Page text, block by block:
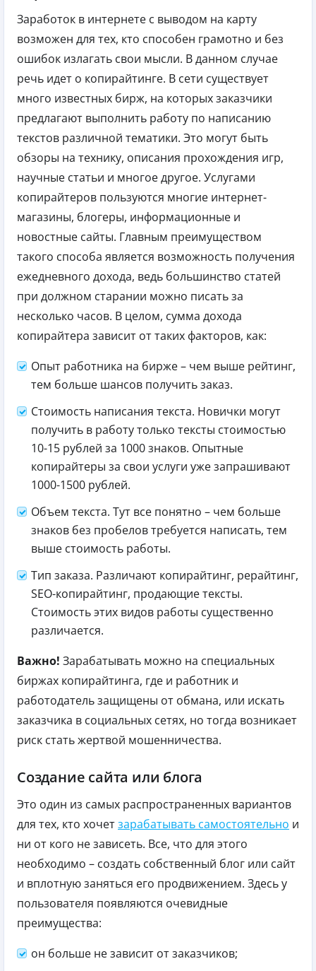
Заработок в интернете с выводом на карту
возможен для тех, кто способен грамотно и без
ошибок излагать свои мысли. В данном случае
речь идет о копирайтинге. В сети существует
много известных бирж, на которых заказчики
предлагают выполнить работу по написанию
текстов различной тематики. Это могут быть
обзоры на технику, описания прохождения игр,
научные статьи и многое другое. Услугами
копирайтеров пользуются многие интернет-
магазины, блогеры, информационные и
новостные сайты. Главным преимуществом
такого способа является возможность получения
ежедневного дохода, ведь большинство статей
при должном старании можно писать за
несколько часов. В целом, сумма дохода
копирайтера зависит от таких факторов, как:
Опыт работника на бирже – чем выше рейтинг,
тем больше шансов получить заказ.
Стоимость написания текста. Новички могут
получить в работу только тексты стоимостью
10-15 рублей за 1000 знаков. Опытные
копирайтеры за свои услуги уже запрашивают
1000-1500 рублей.
Объем текста. Тут все понятно – чем больше
знаков без пробелов требуется написать, тем
выше стоимость работы.
Тип заказа. Различают копирайтинг, рерайтинг,
SEO-копирайтинг, продающие тексты.
Стоимость этих видов работы существенно
различается.
Важно! Зарабатывать можно на специальных
биржах копирайтинга, где и работник и
работодатель защищены от обмана, или искать
заказчика в социальных сетях, но тогда возникает
риск стать жертвой мошенничества.
Создание сайта или блога
Это один из самых распространенных вариантов
для тех, кто хочетзарабатывать самостоятельно и
ни от кого не зависеть. Все, что для этого
необходимо – создать собственный блог или сайт
и вплотную заняться его продвижением. Здесь у
пользователя появляются очевидные
преимущества:
он больше не зависит от заказчиков;